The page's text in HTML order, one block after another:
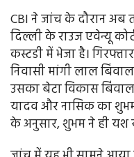
CBI ने जांच के दौरान अब
दिल्ली के राउज एवेन्यू
कस्टडी में भेजा है।
निवासी मांगी लाल
उसका बेटा विकास
यादव और नासिक का
के अनुसार, शुभम ने ही यश